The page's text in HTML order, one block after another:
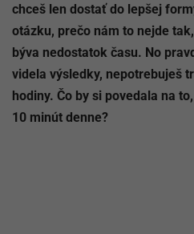
chceš len dostať do lepšej
otázku, prečo nám to nejde
býva nedostatok času. No
videla výsledky, nepotrebuješ
hodiny. Čo by si povedala na
10 minút denne?